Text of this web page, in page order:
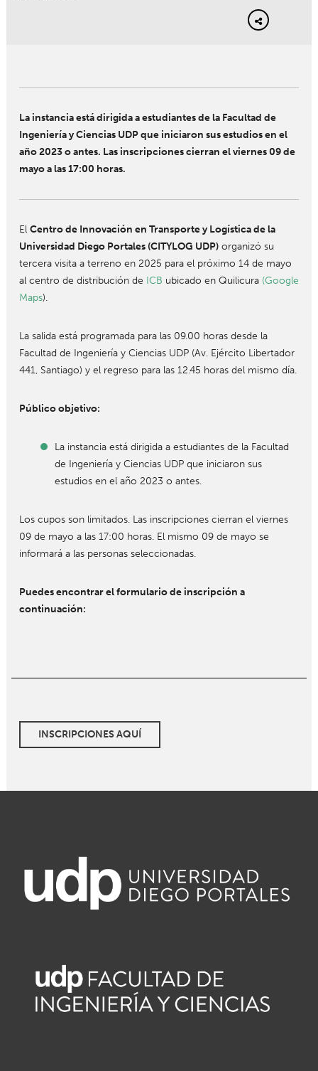
La instancia está dirigida a estudiantes de la Facultad de
Ingeniería y Ciencias UDP que iniciaron sus estudios en el
año 2023 o antes. Las inscripciones cierran el viernes 09 de
mayo a las 17:00 horas.
El Centro de Innovación en Transporte y Logística de la
Universidad Diego Portales (CITYLOG UDP)organizó su
tercera visita a terreno en 2025 para el próximo 14 de mayo
al centro de distribución de ICB ubicado en Quilicura (Google
Maps).
La salida está programada para las 09.00 horas desde la
Facultad de Ingeniería y Ciencias UDP (Av. Ejército Libertador
441, Santiago) y el regreso para las 12.45 horas del mismo día.
Público objetivo:
La instancia está dirigida a estudiantes de la Facultad
de Ingeniería y Ciencias UDP que iniciaron sus
estudios en el año 2023 o antes.
Los cupos son limitados. Las inscripciones cierran el viernes
09 de mayo a las 17:00 horas. El mismo 09 de mayo se
informará a las personas seleccionadas.
Puedes encontrar el formulario de inscripción a
continuación:
INSCRIPCIONES AQUÍ